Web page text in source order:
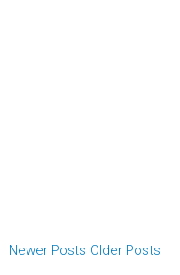
Newer Posts Older Posts